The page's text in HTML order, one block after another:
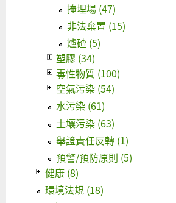
掩埋場 (47)
非法棄置 (15)
爐碴 (5)
塑膠 (34)
毒性物質 (100)
空氣污染 (54)
水污染 (61)
土壤污染 (63)
舉證責任反轉 (1)
預警/預防原則 (5)
健康 (8)
環境法規 (18)